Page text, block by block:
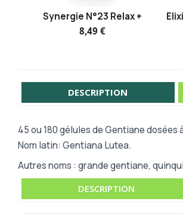
Synergie N°23 Relax +
8,49 €
DESCRIPTION
45 ou180 gélules de Gentiane dosées
Nom latin: Gentiana Lutea.
Autres noms : grande gentiane,
DESCRIPTION